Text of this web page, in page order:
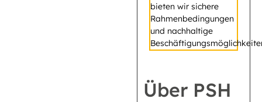
bieten wir sichere
Rahmenbedingungen
und nachhaltige
Über PSH